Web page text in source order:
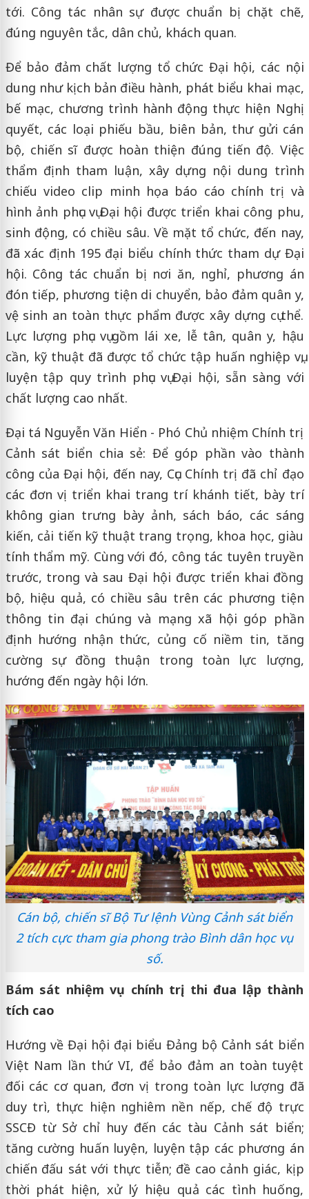
tới. Công tác nhân sự được chuẩn bị chặt chẽ,
đúng nguyên tắc, dân chủ, khách quan.
Để bảo đảm chất lượng tổ chức Đại hội, các nội
dung như kịch bản điều hành, phát biểu khai mạc,
bế mạc, chương trình hành động thực hiện Nghị
quyết, các loại phiếu bầu, biên bản, thư gửi cán
bộ, chiến sĩ được hoàn thiện đúng tiến độ. Việc
thẩm định tham luận, xây dựng nội dung trình
chiếu video clip minh họa báo cáo chính trị và
hình ảnh phục vụ Đại hội được triển khai công phu,
sinh động, có chiều sâu. Về mặt tổ chức, đến nay,
đã xác định 195 đại biểu chính thức tham dự Đại
hội. Công tác chuẩn bị nơi ăn, nghỉ, phương án
đón tiếp, phương tiện di chuyển, bảo đảm quân y,
vệ sinh an toàn thực phẩm được xây dựng cụ thể.
Lực lượng phục vụ gồm lái xe, lễ tân, quân y, hậu
cần, kỹ thuật đã được tổ chức tập huấn nghiệp vụ,
luyện tập quy trình phục vụ Đại hội, sẵn sàng với
chất lượng cao nhất.
Đại tá Nguyễn Văn Hiển - Phó Chủ nhiệm Chính trị
Cảnh sát biển chia sẻ: Để góp phần vào thành
công của Đại hội, đến nay, Cục Chính trị đã chỉ đạo
các đơn vị triển khai trang trí khánh tiết, bày trí
không gian trưng bày ảnh, sách báo, các sáng
kiến, cải tiến kỹ thuật trang trọng, khoa học, giàu
tính thẩm mỹ. Cùng với đó, công tác tuyên truyền
trước, trong và sau Đại hội được triển khai đồng
bộ, hiệu quả, có chiều sâu trên các phương tiện
thông tin đại chúng và mạng xã hội góp phần
định hướng nhận thức, củng cố niềm tin, tăng
cường sự đồng thuận trong toàn lực lượng,
hướng đến ngày hội lớn.
Cán bộ, chiến sĩ Bộ Tư lệnh Vùng Cảnh sát biển
2 tích cực tham gia phong trào Bình dân học vụ
số.
Bám sát nhiệm vụ chính trị, thi đua lập thành
tích cao
Hướng về Đại hội đại biểu Đảng bộ Cảnh sát biển
Việt Nam lần thứ VI, để bảo đảm an toàn tuyệt
đối các cơ quan, đơn vị trong toàn lực lượng đã
duy trì, thực hiện nghiêm nền nếp, chế độ trực
SSCĐ từ Sở chỉ huy đến các tàu Cảnh sát biển;
tăng cường huấn luyện, luyện tập các phương án
chiến đấu sát với thực tiễn; đề cao cảnh giác, kịp
thời phát hiện, xử lý hiệu quả các tình huống,